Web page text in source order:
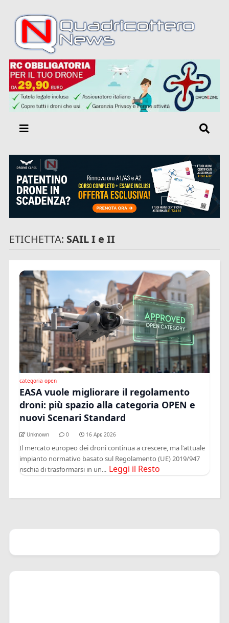
ETICHETTA: SAIL I e II
categoria open
EASA vuole migliorare il regolamento
droni: più spazio alla categoria OPEN e
nuovi Scenari Standard
Unknown 0 16 Apr, 2026
Il mercato europeo dei droni continua a crescere, ma l'attuale
impianto normativo basato sul Regolamento (UE) 2019/947
rischia di trasformarsi in un... Leggi il Resto